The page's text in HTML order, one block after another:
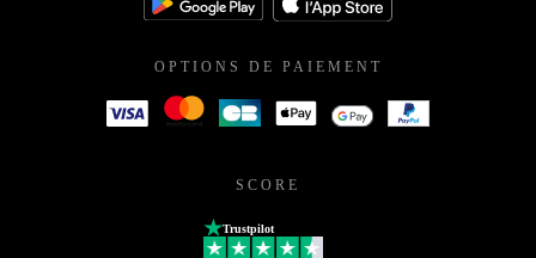
OPTIONS DE PAIEMENT
SCORE
Trustpilot